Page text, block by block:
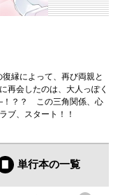
縁によって、再び両親と
再会したのは、大人っぽく
！？？ この三角関係、心
ブ、スタート！！
単行本の一覧